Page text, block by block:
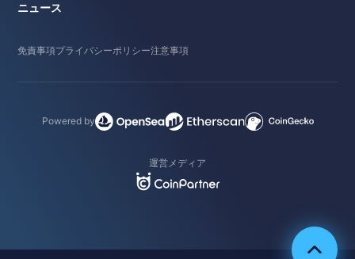
ニュース
免責事項プライバシーポリシー注意事項
Powered by
運営メディア